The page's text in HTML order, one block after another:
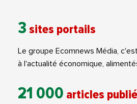
3 sites portails
Le groupe Ecomnews Média,
à l'actualité économique,
21 000 articles